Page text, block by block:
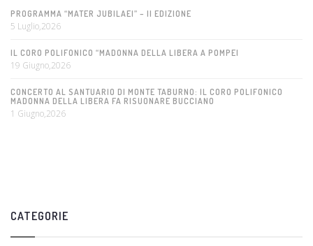
PROGRAMMA “MATER JUBILAEI” – II EDIZIONE
5 Luglio,2026
IL CORO POLIFONICO “MADONNA DELLA LIBERA A POMPEI
19 Giugno,2026
CONCERTO AL SANTUARIO DI MONTE TABURNO: IL CORO POLIFONICO
MADONNA DELLA LIBERA FA RISUONARE BUCCIANO
1 Giugno,2026
CATEGORIE